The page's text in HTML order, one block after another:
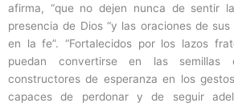
afirma, “que no dejen nunca de sentir
presencia de Dios “y las oraciones de
en la fe”. “Fortalecidos por los lazos
puedan convertirse en las semillas
constructores de esperanza en los
capaces de perdonar y de seguir